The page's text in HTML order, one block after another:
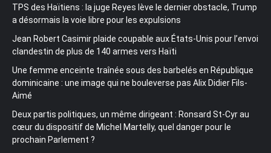
TPS des Haïtiens : la juge Reyes lève le dernier obstacle, Trump
a désormais la voie libre pour les expulsions
Jean Robert Casimir plaide coupable aux États-Unis pour l’envoi
clandestin de plus de 140 armes vers Haïti
Une femme enceinte traînée sous des barbelés en République
dominicaine : une image qui ne bouleverse pas Alix Didier Fils-
Aimé
Deux partis politiques, un même dirigeant : Ronsard St-Cyr au
cœur du dispositif de Michel Martelly, quel danger pour le
prochain Parlement ?